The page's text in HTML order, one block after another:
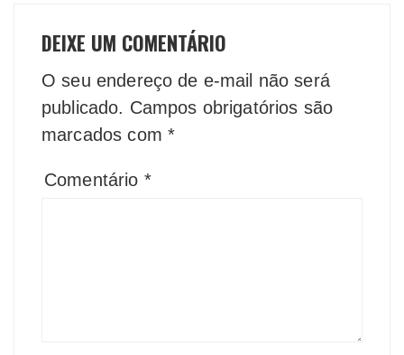
DEIXE UM COMENTÁRIO
O seu endereço de e-mail não será
publicado. Campos obrigatórios são
marcados com *
Comentário *